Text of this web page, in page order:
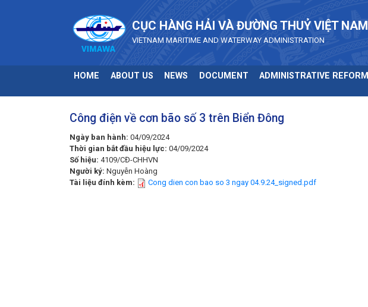
CỤC HÀNG HẢI VÀ ĐƯỜNG THUỶ VIỆT NAM
VIETNAM MARITIME AND WATERWAY ADMINISTRATION
HOME ABOUT US NEWS DOCUMENT ADMINISTRATIVE REFORM
Công điện về cơn bão số 3 trên Biển Đông
Ngày ban hành: 04/09/2024
Thời gian bắt đầu hiệu lực: 04/09/2024
Số hiệu: 4109/CĐ-CHHVN
Người ký: Nguyễn Hoàng
Tài liệu đính kèm:
Cong dien con bao so 3 ngay 04.9.24_signed.pdf